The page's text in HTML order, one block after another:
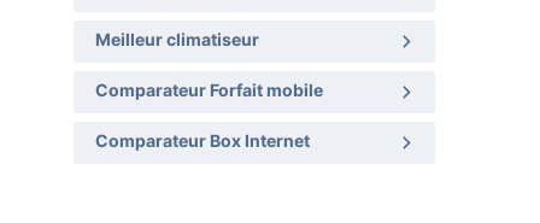
Meilleur climatiseur
Comparateur Forfait mobile
Comparateur Box Internet